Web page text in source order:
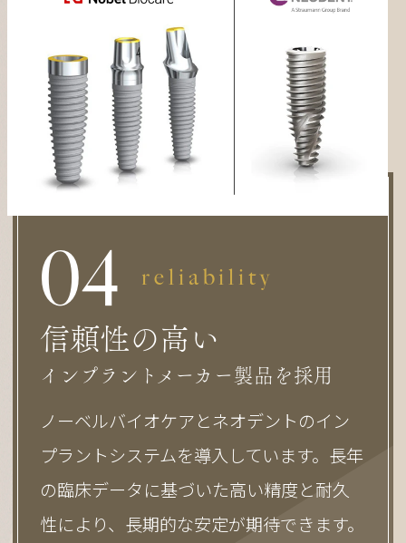
04 reliability
信頼性の高い
インプラントメーカー製品を採用
ノーベルバイオケアとネオデントのイン
プラントシステムを導入しています。長年
の臨床データに基づいた高い精度と耐久
性により、長期的な安定が期待できます。